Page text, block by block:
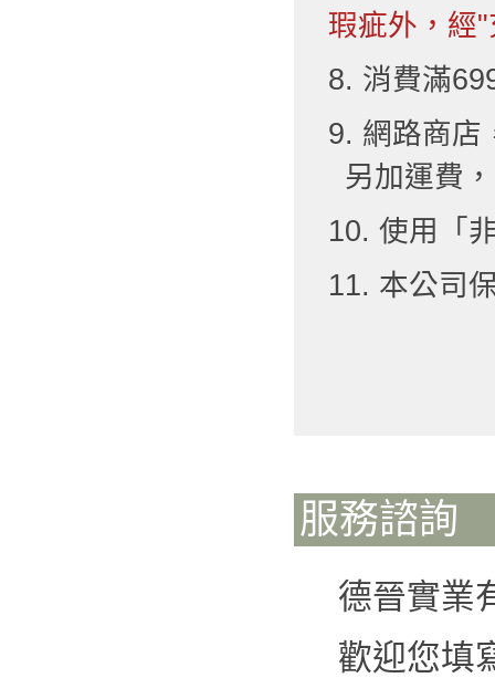
瑕疵外，經
8. 消費滿
9. 網路商店
另加運費
10. 使用「
11. 本公司
服務諮詢
德晉實業
歡迎您填